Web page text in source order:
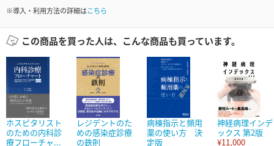
※導入・利用方法の詳細はこちら
この商品を買った人は、こんな商品も買っています。
ホスピタリスト
のための内科診
療フローチャ...
レジデントのた
めの感染症診療
の鉄則
病棟指示と頻用
薬の使い方 決
定版
神経病理インデ
ックス 第2版
¥11,000